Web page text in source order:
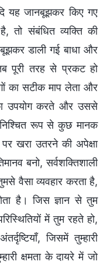
यह जानबूझकर किए गए
तो संबंधित व्यक्ति की
डाली गई बाधा और
पूरी तरह से प्रकट हो
का सटीक माप लेता और
उपयोग करते और उससे
रूप से कुछ मानक
खरा उतरने की अपेक्षा
बनो, सर्वशक्तिशाली
वैसा व्यवहार करता है,
है। जिस ज्ञान से तुम
में तुम रहते हो,
जिसमें तुम्हारी
क्षमता के दायरे में जो